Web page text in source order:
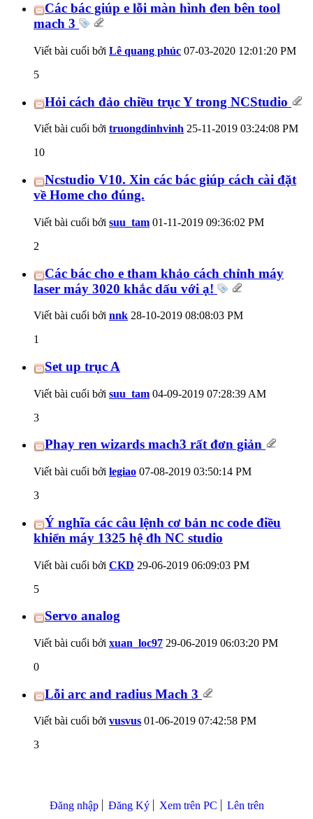
Các bác giúp e lỗi màn hình đen bên tool
mach 3
Viết bài cuối bởi Lê quang phúc 07-03-2020 12:01:20 PM
5
Hỏi cách đảo chiều trục Y trong NCStudio
Viết bài cuối bởi truongdinhvinh 25-11-2019 03:24:08 PM
10
Ncstudio V10. Xin các bác giúp cách cài đặt
về Home cho đúng.
Viết bài cuối bởi suu_tam 01-11-2019 09:36:02 PM
2
Các bác cho e tham khảo cách chỉnh máy
laser máy 3020 khắc dấu với ạ!
Viết bài cuối bởi nnk 28-10-2019 08:08:03 PM
1
Set up trục A
Viết bài cuối bởi suu_tam 04-09-2019 07:28:39 AM
3
Phay ren wizards mach3 rất đơn giản
Viết bài cuối bởi legiao 07-08-2019 03:50:14 PM
3
Ý nghĩa các câu lệnh cơ bản nc code điều
khiển máy 1325 hệ đh NC studio
Viết bài cuối bởi CKD 29-06-2019 06:09:03 PM
5
Servo analog
Viết bài cuối bởi xuan_loc97 29-06-2019 06:03:20 PM
0
Lỗi arc and radius Mach 3
Viết bài cuối bởi vusvus 01-06-2019 07:42:58 PM
3
Đăng nhập Đăng Ký Xem trên PC Lên trên